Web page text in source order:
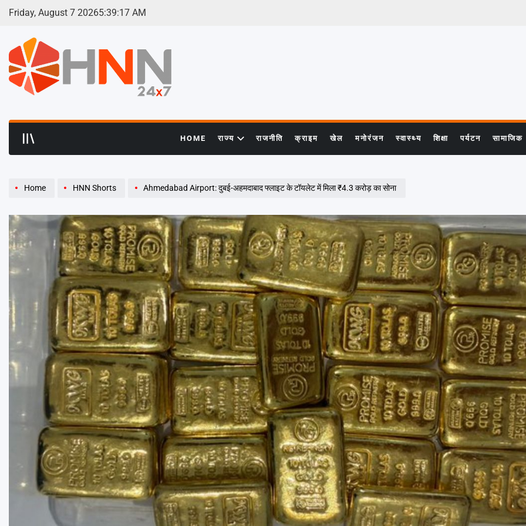
Skip
Friday, August 7 20265:39:18 AM
HOME राज्य राजनीति क्राइम खेल मनोरंजन स्वास्थ्य शिक्षा पर्यटन सामाजिक
Home HNN Shorts Ahmedabad Airport: दुबई-अहमदाबाद फ्लाइट के टॉयलेट में मिला ₹4.3 करोड़ का सोना